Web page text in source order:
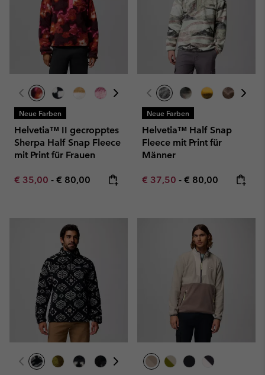
Neue Farben
Helvetia™ II gecropptes
Sherpa Half Snap Fleece
mit Print für Frauen
Minimum sale price:
€ 35,00 - Maximum price:
€ 80,00
Neue Farben
Helvetia™ Half Snap
Fleece mit Print für
Männer
Minimum sale price:
€ 37,50 - Maximum price:
€ 80,00